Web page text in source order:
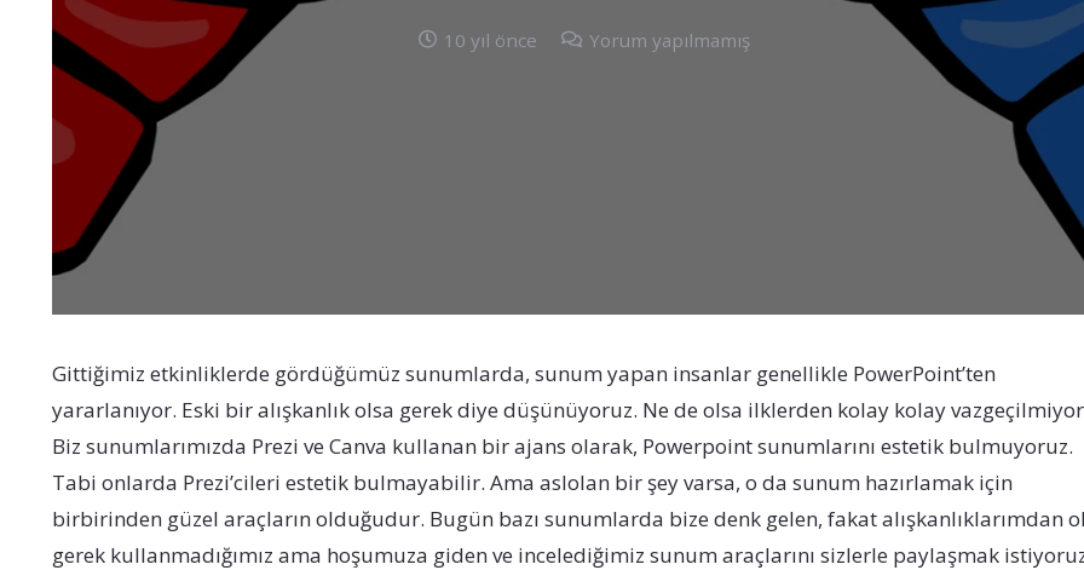
10 yıl önce Yorum yapılmamış
Gittiğimiz etkinliklerde gördüğümüz sunumlarda, sunum yapan insanlar genellikle PowerPoint’ten
yararlanıyor. Eski bir alışkanlık olsa gerek diye düşünüyoruz. Ne de olsa ilklerden kolay kolay
Biz sunumlarımızda Prezi ve Canva kullanan bir ajans olarak, Powerpoint sunumlarını estetik bulmuyoruz.
Tabi onlarda Prezi’cileri estetik bulmayabilir. Ama aslolan bir şey varsa, o da sunum hazırlamak için
birbirinden güzel araçların olduğudur. Bugün bazı sunumlarda bize denk gelen, fakat alışkanlıklarımdan
gerek kullanmadığımız ama hoşumuza giden ve incelediğimiz sunum araçlarını sizlerle paylaşmak